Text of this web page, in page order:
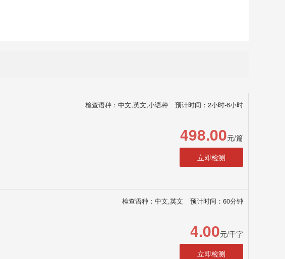
检查语种：中文,英文,小语种 预计时间：2小时-6小时
498.00元/篇
立即检测
检查语种：中文,英文 预计时间：60分钟
4.00元/千字
立即检测